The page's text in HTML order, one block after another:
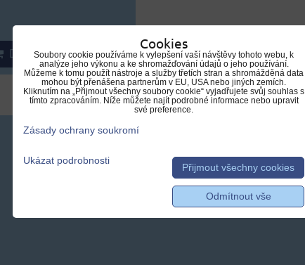
DO KOŠÍKU
Cookies
Soubory cookie používáme k vylepšení vaší návštěvy tohoto webu, k
analýze jeho výkonu a ke shromažďování údajů o jeho používání.
Můžeme k tomu použít nástroje a služby třetích stran a shromážděná data
mohou být přenášena partnerům v EU, USA nebo jiných zemích.
Kliknutím na „Přijmout všechny soubory cookie“ vyjadřujete svůj souhlas s
tímto zpracováním. Níže můžete najít podrobné informace nebo upravit
své preference.
Zásady ochrany soukromí
Ukázat podrobnosti
Přijmout všechny cookies
Odmítnout vše